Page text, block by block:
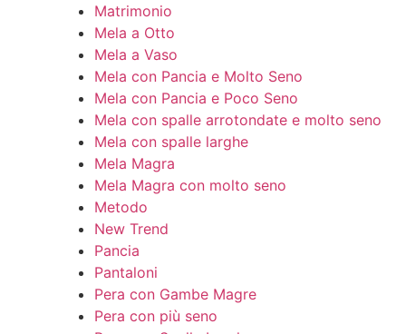
Matrimonio
Mela a Otto
Mela a Vaso
Mela con Pancia e Molto Seno
Mela con Pancia e Poco Seno
Mela con spalle arrotondate e molto seno
Mela con spalle larghe
Mela Magra
Mela Magra con molto seno
Metodo
New Trend
Pancia
Pantaloni
Pera con Gambe Magre
Pera con più seno